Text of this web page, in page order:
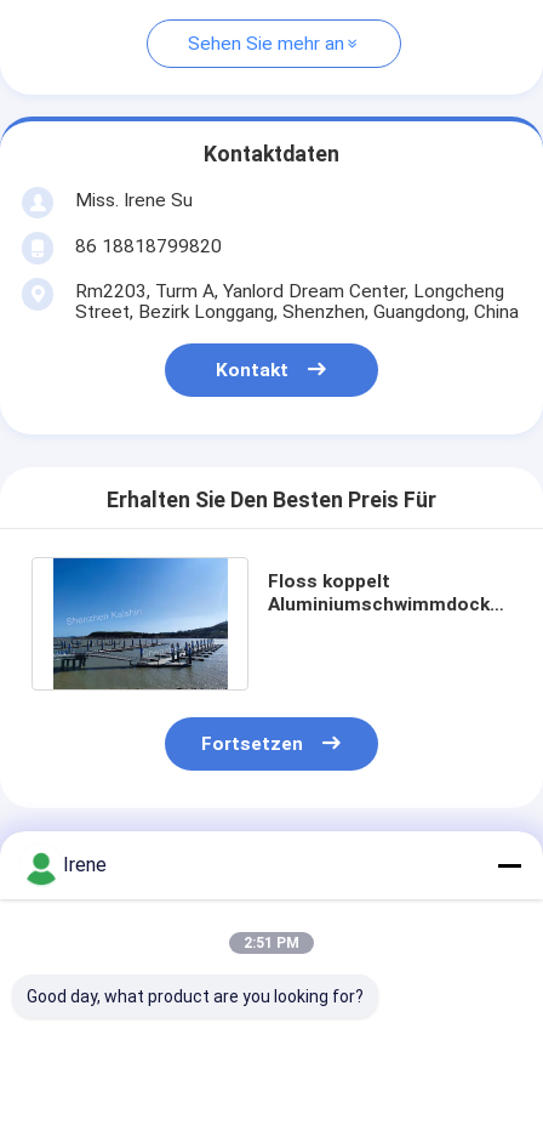
Sehen Sie mehr an
Kontaktdaten
Miss. Irene Su
86 18818799820
Rm2203, Turm A, Yanlord Dream Center, Longcheng
Street, Bezirk Longgang, Shenzhen, Guangdong, China
Kontakt
Erhalten Sie Den Besten Preis Für
Floss koppelt
Aluminiumschwimmdock
Fortsetzen
Empfohlene Produkte
Irene
2:51 PM
Good day, what product are you looking for?